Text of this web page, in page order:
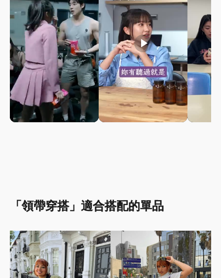
play_arrow play_arrow
「領帶穿搭」適合搭配的單品